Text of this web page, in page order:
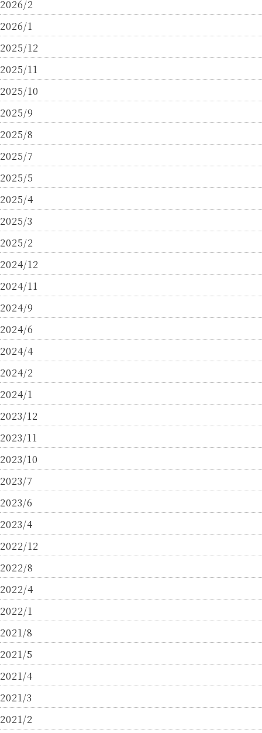
2026/2
2026/1
2025/12
2025/11
2025/10
2025/9
2025/8
2025/7
2025/5
2025/4
2025/3
2025/2
2024/12
2024/11
2024/9
2024/6
2024/4
2024/2
2024/1
2023/12
2023/11
2023/10
2023/7
2023/6
2023/4
2022/12
2022/8
2022/4
2022/1
2021/8
2021/5
2021/4
2021/3
2021/2